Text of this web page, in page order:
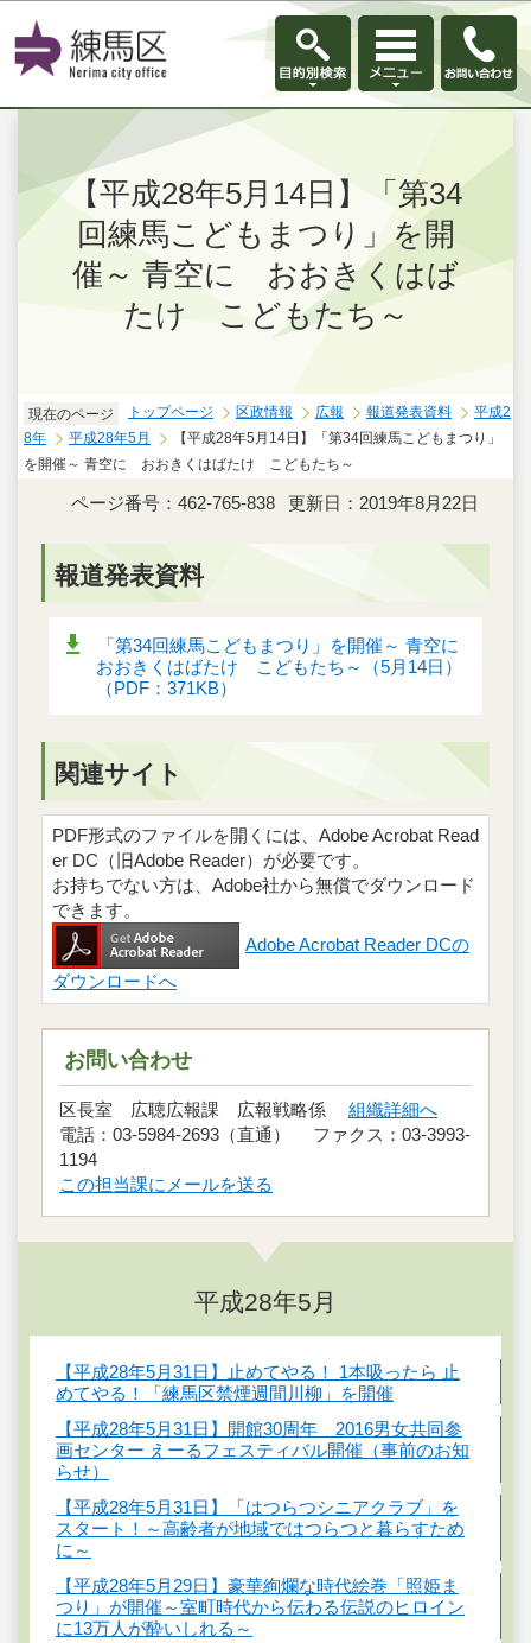
このページの本文へ移動
【平成28年5月14日】「第34
回練馬こどもまつり」を開
催～ 青空に おおきくはば
たけ こどもたち～
現在のページ トップページ 区政情報 広報 報道発表資料
平成2
8年
平成28年5月
【平成28年5月14日】「第34回練馬こどもまつり」
を開催～ 青空に おおきくはばたけ こどもたち～
ページ番号：462-765-838 更新日：2019年8月22日
報道発表資料
「第34回練馬こどもまつり」を開催～ 青空に
おおきくはばたけ こどもたち～（5月14日）
（PDF：371KB）
関連サイト
PDF形式のファイルを開くには、Adobe Acrobat Read
er DC（旧Adobe Reader）が必要です。
お持ちでない方は、Adobe社から無償でダウンロード
できます。
Adobe Acrobat Reader DCの
ダウンロードへ
お問い合わせ
区長室 広聴広報課 広報戦略係 組織詳細へ
電話：03-5984-2693（直通） ファクス：03-3993-
1194
この担当課にメールを送る
平成28年5月
【平成28年5月31日】止めてやる！ 1本吸ったら 止
めてやる！「練馬区禁煙週間川柳」を開催
【平成28年5月31日】開館30周年 2016男女共同参
画センター えーるフェスティバル開催（事前のお知
らせ）
【平成28年5月31日】「はつらつシニアクラブ」を
スタート！～高齢者が地域ではつらつと暮らすため
に～
【平成28年5月29日】豪華絢爛な時代絵巻「照姫ま
つり」が開催～室町時代から伝わる伝説のヒロイン
に13万人が酔いしれる～